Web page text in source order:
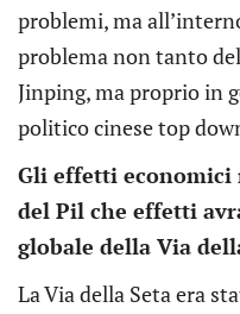
problemi, ma
problema non tanto
Jinping, ma proprio in
politico cinese top
Gli effetti economici
del Pil che effetti
globale della Via
La Via della Seta era